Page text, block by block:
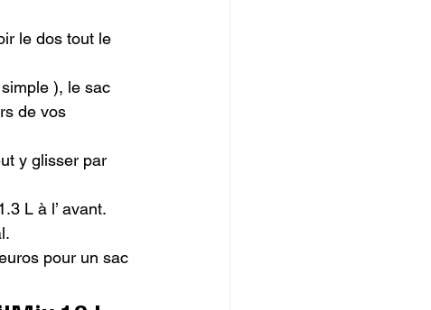
le dos tout le
), le sac
de vos
y glisser par
L à l’ avant.
pour un sac